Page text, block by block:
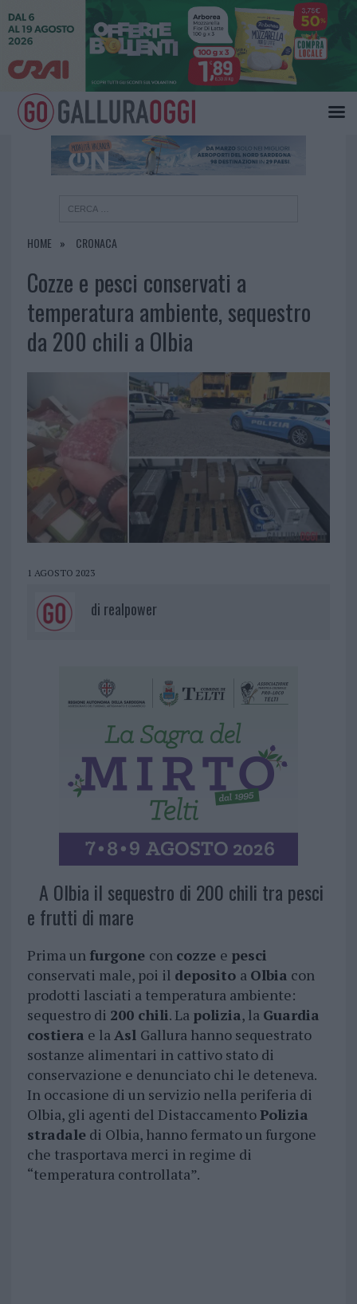
HOME CRONACA
Cozze e pesci conservati a
temperatura ambiente, sequestro
da 200 chili a Olbia
1 AGOSTO 2023
di realpower
A Olbia il sequestro di 200 chili tra pesci
e frutti di mare
Prima un furgone con cozze e pesci
conservati male, poi il deposito a Olbia con
prodotti lasciati a temperatura ambiente:
sequestro di 200 chili. La polizia, la Guardia
costiera e laAsl Gallura hanno sequestrato
sostanze alimentari in cattivo stato di
conservazione e denunciato chi le deteneva.
In occasione di un servizio nella periferia di
Olbia, gli agenti del DistaccamentoPolizia
stradaledi Olbia, hanno fermato un furgone
che trasportava merci in regime di
“temperatura controllata”.
×